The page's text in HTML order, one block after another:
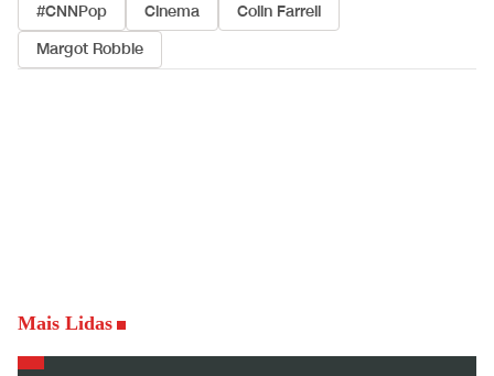
#CNNPop Cinema
Colin Farrell
Margot Robbie
Mais Lidas